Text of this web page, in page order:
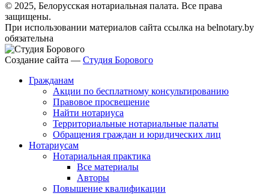
© 2025, Белорусская нотариальная палата. Все права
защищены.
При использовании материалов сайта ссылка на belnotary.by
обязательна
Создание сайта — Студия Борового
Гражданам
Акции по бесплатному консультированию
Правовое просвещение
Найти нотариуса
Территориальные нотариальные палаты
Обращения граждан и юридических лиц
Нотариусам
Нотариальная практика
Все материалы
Авторы
Повышение квалификации